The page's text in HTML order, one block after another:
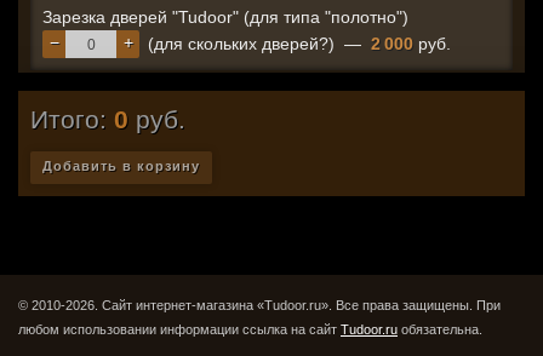
Зарезка дверей "Tudoor" (для типа "полотно")
+
− (для скольких дверей?) — 2 000 руб.
Итого: 0 руб.
Добавить в корзину
© 2010-2026. Сайт интернет-магазина «Tudoor.ru». Все права защищены. При
любом использовании информации ссылка на сайт Tudoor.ru обязательна.